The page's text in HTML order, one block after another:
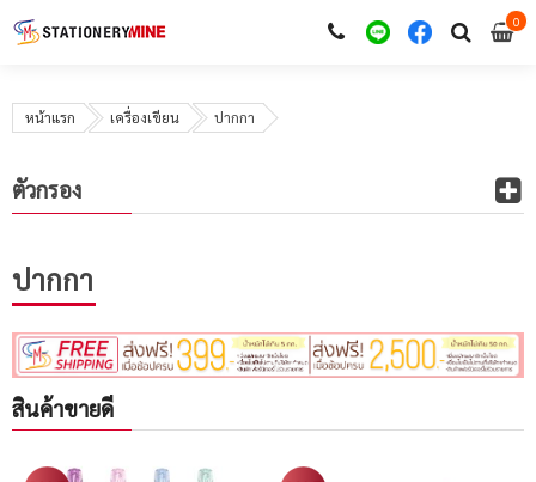
00
หน้าแรก เครื่องเขียน ปากกา
ปากกา
สินค้าขายดี
ตัวกรอง